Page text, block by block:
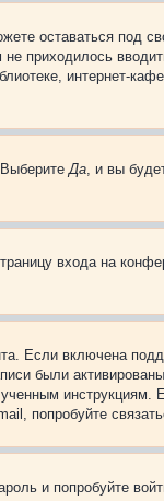
оставаться под
приходилось
интернет-
Да, и вы
входа на
Если включена
были
попробуйте
и попробуйте